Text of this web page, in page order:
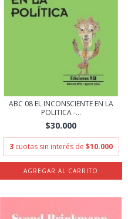
ABC 08 EL INCONSCIENTE EN LA
POLITICA -...
$30.000
3 cuotas sin interés de $10.000